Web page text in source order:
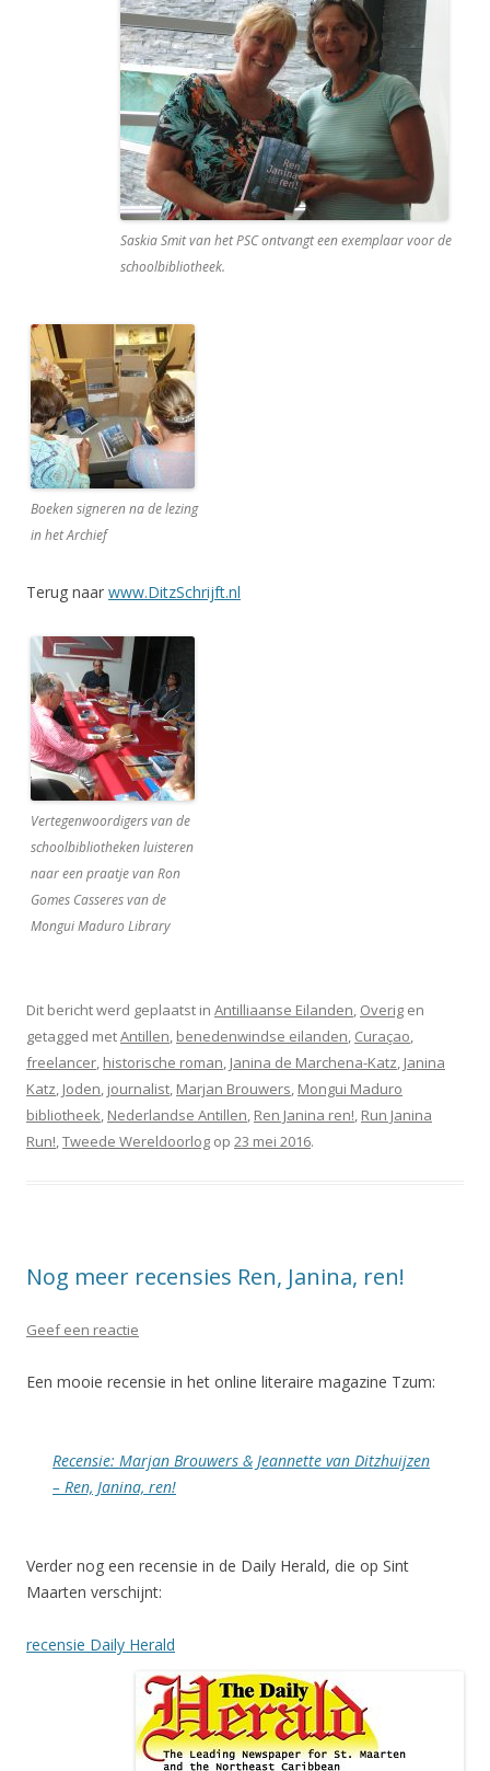
Saskia Smit van het PSC ontvangt een exemplaar voor de
schoolbibliotheek.
Boeken signeren na de lezing
in het Archief
Terug naar www.DitzSchrijft.nl
Vertegenwoordigers van de
schoolbibliotheken luisteren
naar een praatje van Ron
Gomes Casseres van de
Mongui Maduro Library
Dit bericht werd geplaatst in Antilliaanse Eilanden, Overig en
getagged metAntillen, benedenwindse eilanden, Curaçao,
freelancer, historische roman, Janina de Marchena-Katz, Janina
Katz, Joden, journalist, Marjan Brouwers, Mongui Maduro
bibliotheek, Nederlandse Antillen, Ren Janina ren!, Run Janina
Run!,Tweede Wereldoorlog op 23 mei 2016.
Nog meer recensies Ren, Janina, ren!
Geef een reactie
Een mooie recensie in het online literaire magazine Tzum:
Recensie: Marjan Brouwers & Jeannette van Ditzhuijzen
– Ren, Janina, ren!
Verder nog een recensie in de Daily Herald, die op Sint
Maarten verschijnt:
recensie Daily Herald